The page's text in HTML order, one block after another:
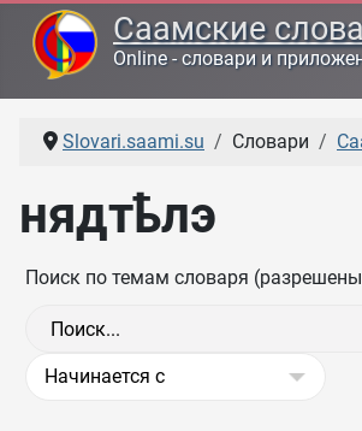
Саамские
Online - словари и
Slovari.saami.su Словари
нядтҍлэ
Поиск по темам словаря